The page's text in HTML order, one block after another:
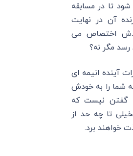
تا در مسابقه
آن در نهایت
اختصاص می
مگر نه؟
آینده انیمه ای
شما را به خودش
گفتن نیست که
تا چه حد از
خواهند برد.